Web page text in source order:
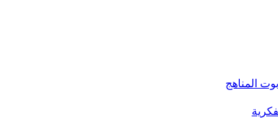
بوت المناهج